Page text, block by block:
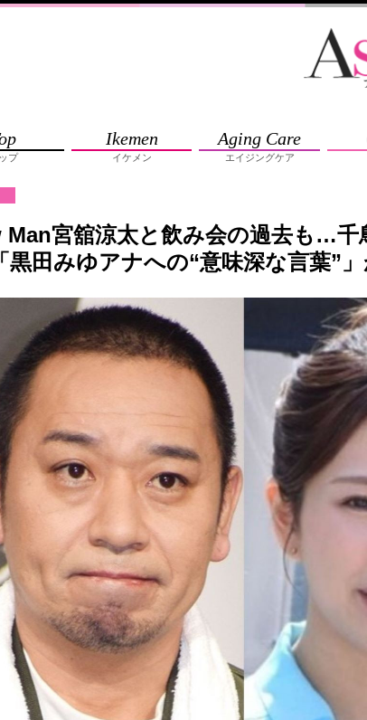
プ
Ikemen
イケメン
Aging Care
エイジングケア
Man宮舘涼太と飲み会の過去も…千
黒田みゆアナへの“意味深な言葉”